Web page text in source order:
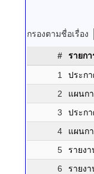
กรองตามชื่อเรื่อง
#
รายกา
1
ประก
2
แผนก
3
ประก
4
แผนก
5
รายง
6
รายง